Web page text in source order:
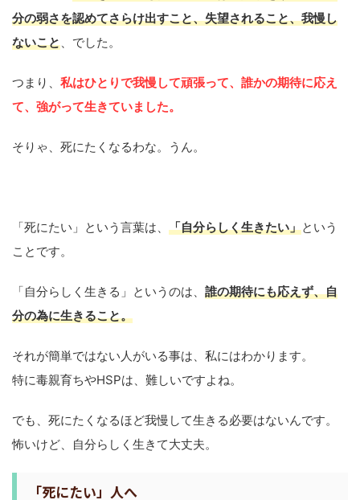
分の弱さを認めてさらけ出すこと、失望されること、我慢し
ないこと 、でした。
つまり、 私はひとりで我慢して頑張って、誰かの期待に応え
て、強がって生きていました。
そりゃ、死にたくなるわな。うん。
「死にたい」という言葉は、 「自分らしく生きたい」という
ことです。
「自分らしく生きる」というのは、 誰の期待にも応えず、自
分の為に生きること。
それが簡単ではない人がいる事は、私にはわかります。
特に毒親育ちやHSPは、難しいですよね。
でも、死にたくなるほど我慢して生きる必要はないんです。
怖いけど、自分らしく生きて大丈夫。
「死にたい」人へ